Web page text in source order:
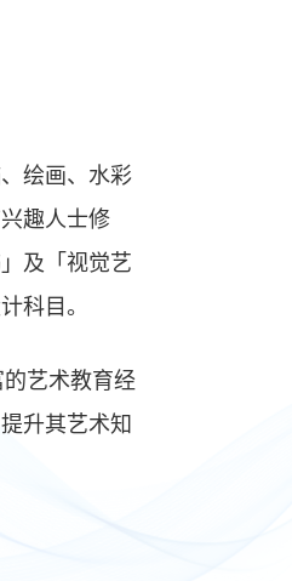
绘画、水彩
趣人士修
及「视觉艺
科目。
艺术教育经
升其艺术知